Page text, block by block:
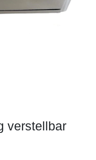
verstellbar